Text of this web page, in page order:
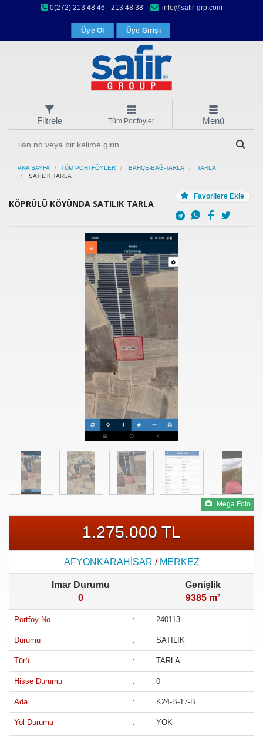
0(272) 213 48 46 - 213 48 38 info@safir-grp.com
Üye Ol Üye Girişi
Filtrele Tüm Portföyler Menü
ANA SAYFA TÜM PORTFÖYLER BAHÇE-BAĞ-TARLA
TARLA
SATILIK TARLA
KÖPRÜLÜ KÖYÜNDA SATILIK TARLA
Favorilere Ekle
Mega Foto
1.275.000 TL
AFYONKARAHİSAR / MERKEZ
Imar Durumu
0
Genişlik
9385 m²
Portföy No : 240113
Durumu : SATILIK
Türü : TARLA
Hisse Durumu : 0
Ada : K24-B-17-B
Yol Durumu : YOK